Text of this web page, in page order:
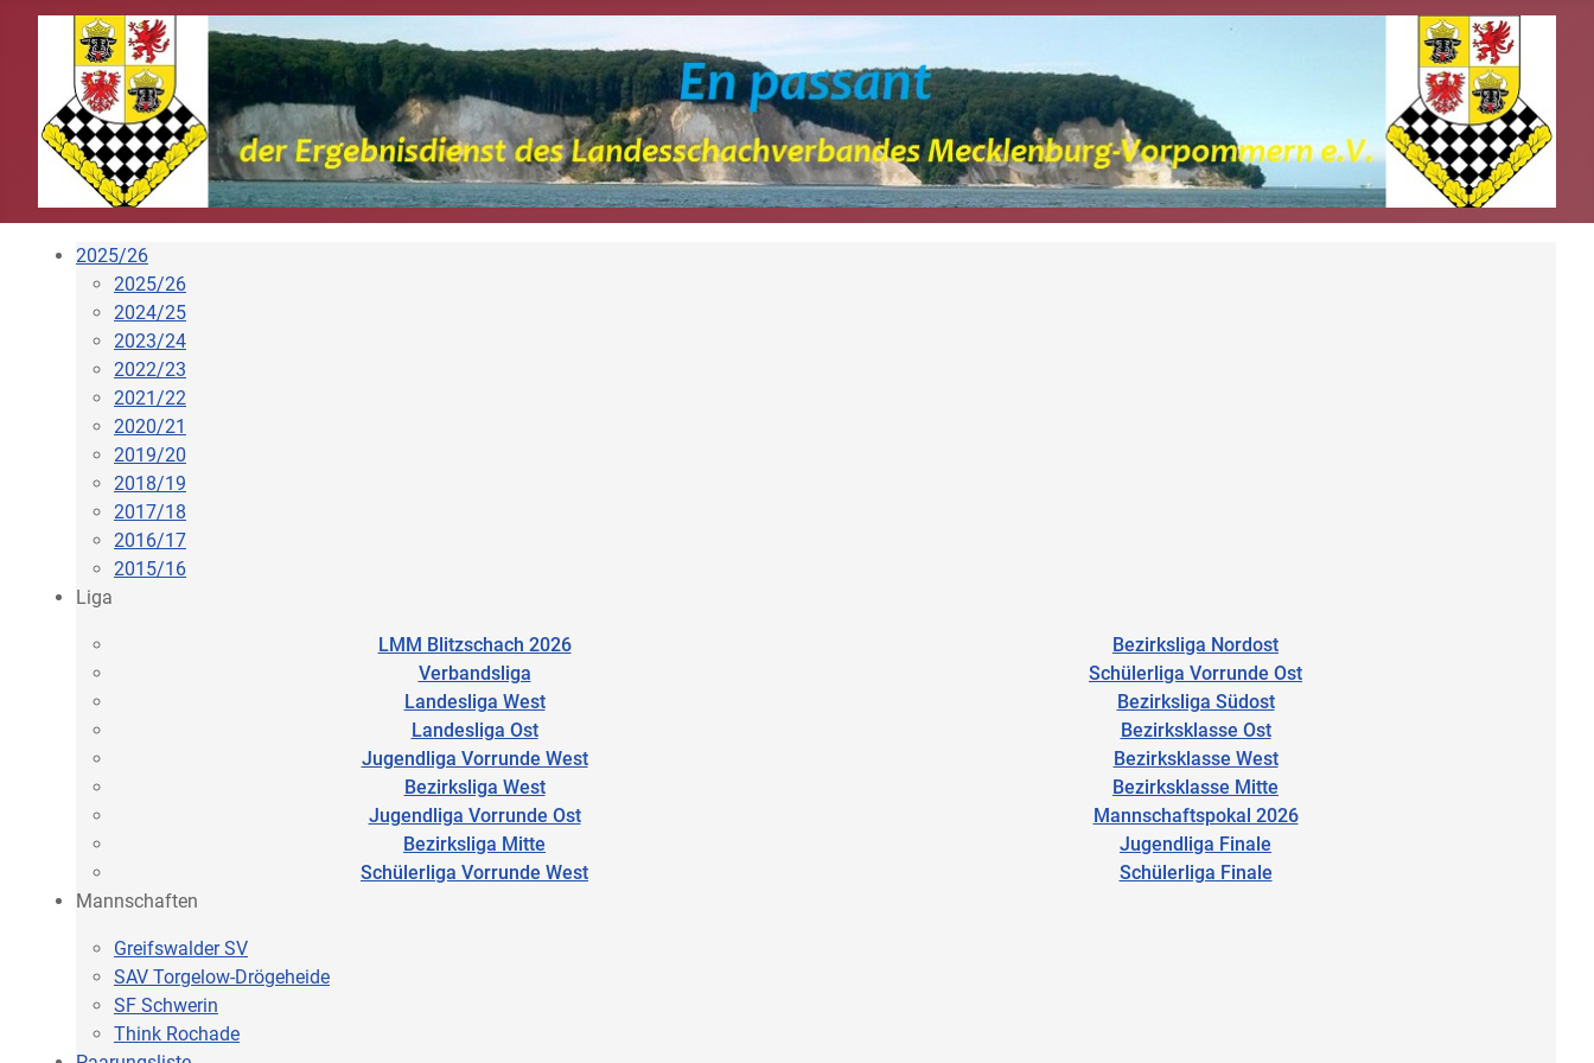
2025/26
2025/26
2024/25
2023/24
2022/23
2021/22
2020/21
2019/20
2018/19
2017/18
2016/17
2015/16
Liga
LMM Blitzschach 2026
Bezirksliga Nordost
Verbandsliga
Schülerliga Vorrunde Ost
Landesliga West
Bezirksliga Südost
Landesliga Ost
Bezirksklasse Ost
Jugendliga Vorrunde West
Bezirksklasse West
Bezirksliga West
Bezirksklasse Mitte
Jugendliga Vorrunde Ost
Mannschaftspokal 2026
Bezirksliga Mitte
Jugendliga Finale
Schülerliga Vorrunde West
Schülerliga Finale
Mannschaften
Greifswalder SV
SAV Torgelow-Drögeheide
SF Schwerin
Think Rochade